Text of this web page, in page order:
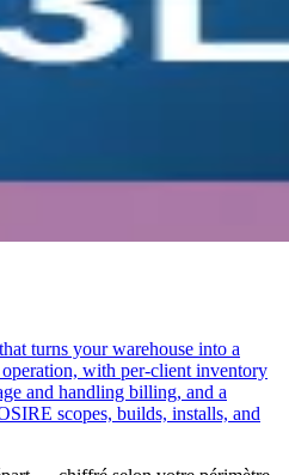
turns your warehouse into a
with per-client inventory
and handling billing, and a
scopes, builds, installs, and